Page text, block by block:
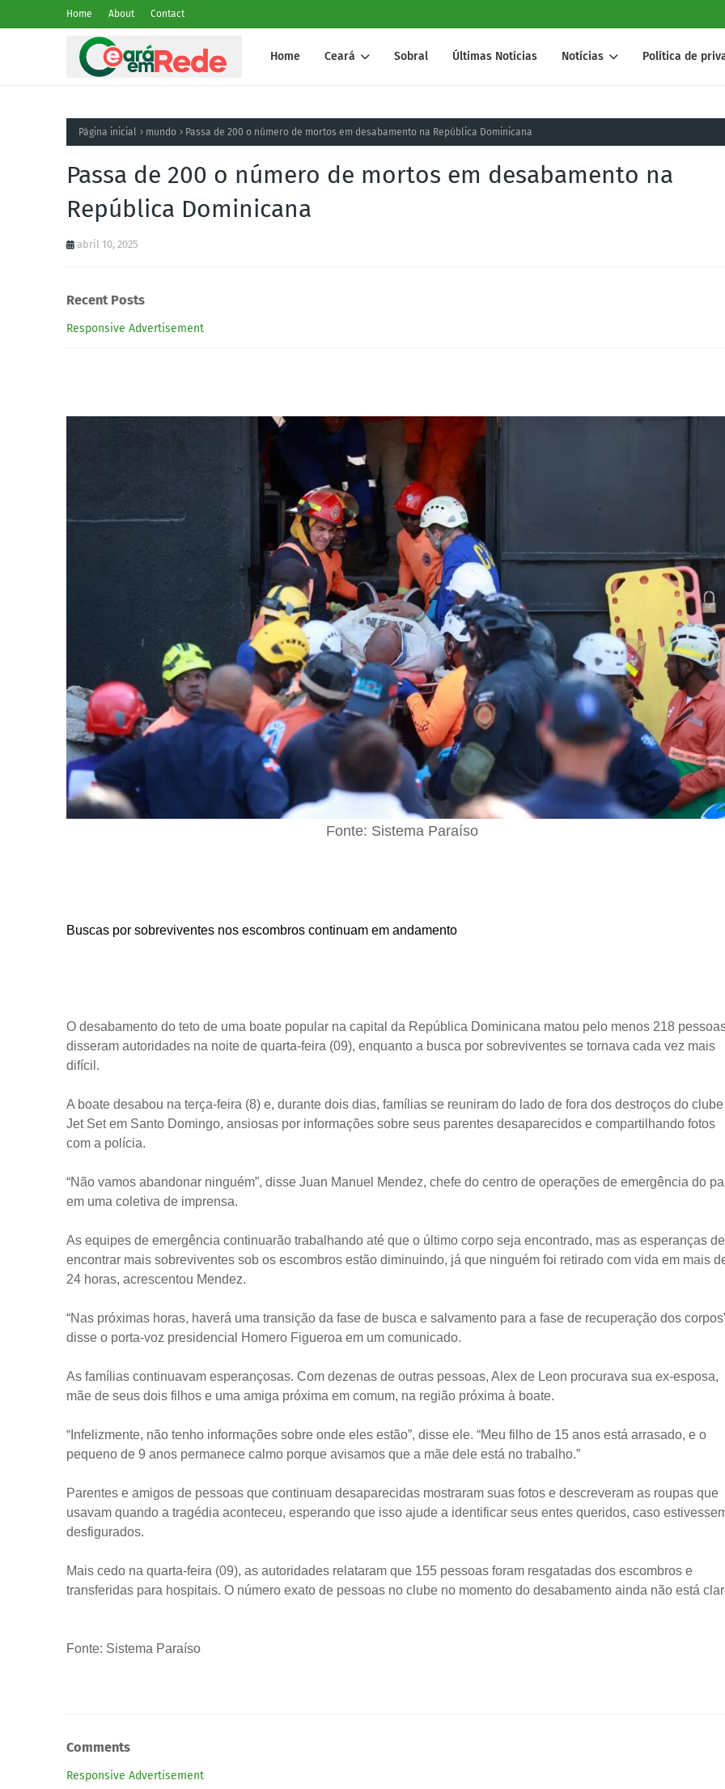
Home About Contact
Home Ceará Sobral Últimas Notícias Notícias Política de
Página inicial mundo Passa de 200 o número de mortos em desabamento na República Dominicana
Passa de 200 o número de mortos em desabamento na
República Dominicana
abril 10, 2025
Recent Posts
Responsive Advertisement
Fonte: Sistema Paraíso
Buscas por sobreviventes nos escombros continuam em andamento
O desabamento do teto de uma boate popular na capital da República Dominicana matou pelo menos 218
disseram autoridades na noite de quarta-feira (09), enquanto a busca por sobreviventes se tornava cada vez mais
difícil.
A boate desabou na terça-feira (8) e, durante dois dias, famílias se reuniram do lado de fora dos destroços do clube
Jet Set em Santo Domingo, ansiosas por informações sobre seus parentes desaparecidos e compartilhando fotos
com a polícia.
“Não vamos abandonar ninguém”, disse Juan Manuel Mendez, chefe do centro de operações de emergência do
em uma coletiva de imprensa.
As equipes de emergência continuarão trabalhando até que o último corpo seja encontrado, mas as esperanças de
encontrar mais sobreviventes sob os escombros estão diminuindo, já que ninguém foi retirado com vida em mais
24 horas, acrescentou Mendez.
“Nas próximas horas, haverá uma transição da fase de busca e salvamento para a fase de recuperação dos
disse o porta-voz presidencial Homero Figueroa em um comunicado.
As famílias continuavam esperançosas. Com dezenas de outras pessoas, Alex de Leon procurava sua ex-esposa,
mãe de seus dois filhos e uma amiga próxima em comum, na região próxima à boate.
“Infelizmente, não tenho informações sobre onde eles estão”, disse ele. “Meu filho de 15 anos está arrasado, e o
pequeno de 9 anos permanece calmo porque avisamos que a mãe dele está no trabalho.”
Parentes e amigos de pessoas que continuam desaparecidas mostraram suas fotos e descreveram as roupas que
usavam quando a tragédia aconteceu, esperando que isso ajude a identificar seus entes queridos, caso
desfigurados.
Mais cedo na quarta-feira (09), as autoridades relataram que 155 pessoas foram resgatadas dos escombros e
transferidas para hospitais. O número exato de pessoas no clube no momento do desabamento ainda não está
Fonte: Sistema Paraíso
Comments
Responsive Advertisement